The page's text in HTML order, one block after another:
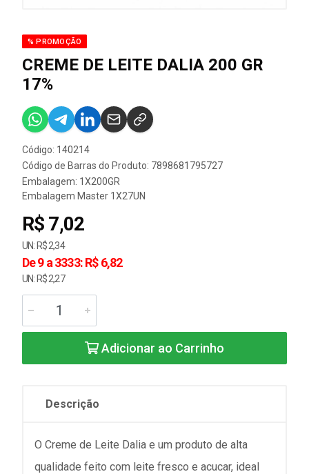
% PROMOÇÃO
CREME DE LEITE DALIA 200 GR
17%
Código: 140214
Código de Barras do Produto: 7898681795727
Embalagem: 1X200GR
Embalagem Master 1X27UN
R$ 7,02
UN: R$ 2,34
De 9 a 3333: R$ 6,82
UN: R$ 2,27
Adicionar ao Carrinho
Descrição
O Creme de Leite Dalia e um produto de alta
qualidade feito com leite fresco e acucar, ideal